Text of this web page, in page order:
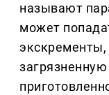
называют
может